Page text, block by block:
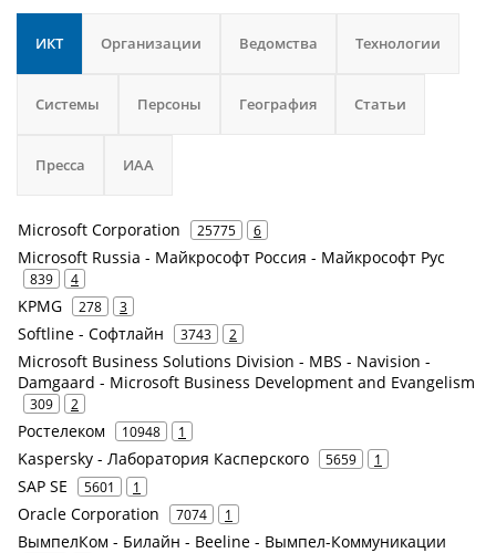
ИКТ Организации Ведомства Технологии
Системы Персоны География Статьи
Пресса ИАА
Microsoft Corporation 25775 6
Microsoft Russia - Майкрософт Россия - Майкрософт Рус
839 4
KPMG 278 3
Softline - Софтлайн 3743 2
Microsoft Business Solutions Division - MBS - Navision -
Damgaard - Microsoft Business Development and Evangelism
309 2
Ростелеком 10948 1
Kaspersky - Лаборатория Касперского 5659 1
SAP SE 5601 1
Oracle Corporation 7074 1
ВымпелКом - Билайн - Beeline - Вымпел-Коммуникации